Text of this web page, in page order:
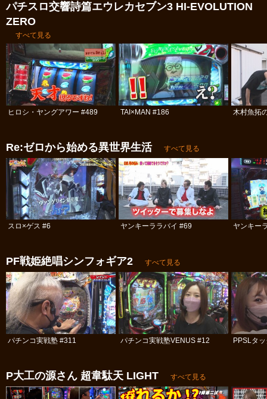
パチスロ交響詩篇エウレカセブン3 HI‐EVOLUTION
ZERO
すべて見る
ヒロシ・ヤングアワー #489 TAI×MAN #186 木村魚拓
Re:ゼロから始める異世界生活 すべて見る
スロ×ゲス #6 ヤンキーララバイ #69 ヤンキー
PF戦姫絶唱シンフォギア2 すべて見る
パチンコ実戦塾 #311 パチンコ実戦塾VENUS #12 PPSLタ
P大工の源さん 超韋駄天 LIGHT すべて見る